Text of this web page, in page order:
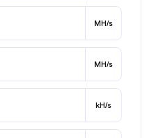
MH/s
MH/s
kH/s